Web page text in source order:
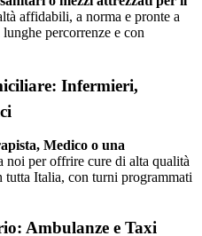
affidabili, a norma e pronte a
percorrenze e con
Infermieri,
Medico o una
noi per offrire cure di alta qualità
tutta Italia, con turni programmati
Ambulanze e Taxi